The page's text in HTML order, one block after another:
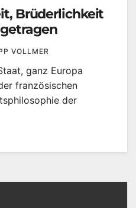
Brüderlichkeit
VOLLMER
ganz Europa
französischen
der